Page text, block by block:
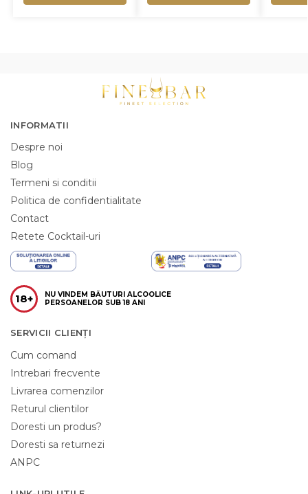
INFORMATII
Despre noi
Blog
Termeni si conditii
Politica de confidentialitate
Contact
Retete Cocktail-uri
18+
NU VINDEM BĂUTURI ALCOOLICE
PERSOANELOR SUB 18 ANI
SERVICII CLIENȚI
Cum comand
Intrebari frecvente
Livrarea comenzilor
Returul clientilor
Doresti un produs?
Doresti sa returnezi
ANPC